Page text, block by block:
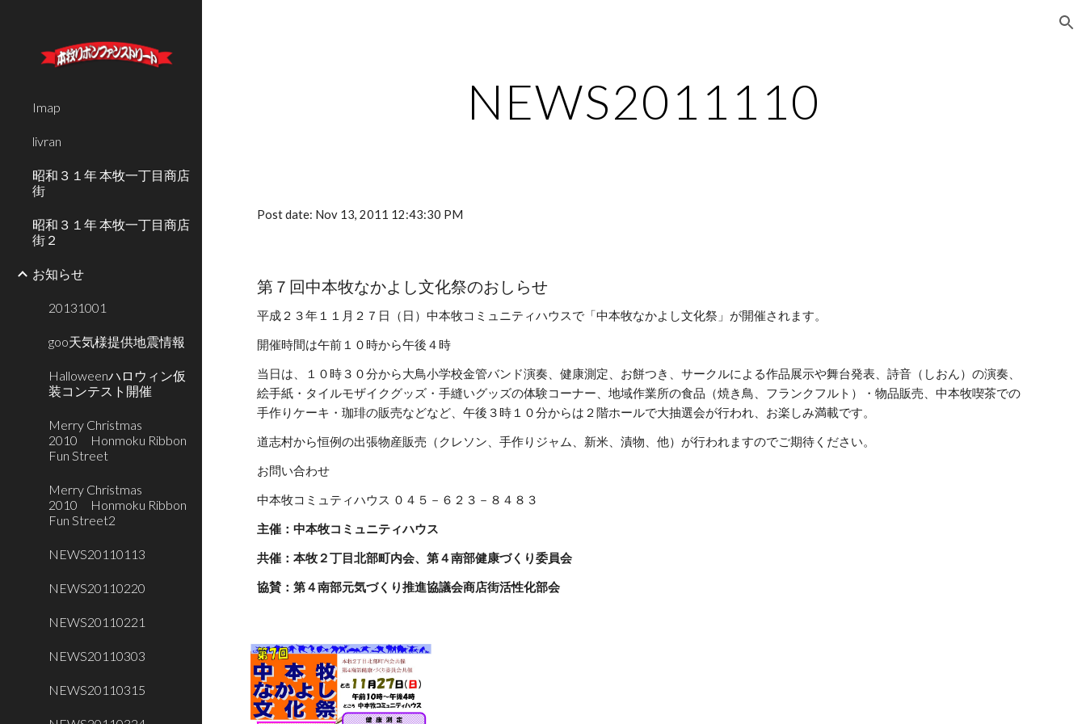
Imap
livran
昭和３１年 本牧一丁目商店
街
昭和３１年 本牧一丁目商店
街２
お知らせ
20131001
goo天気様提供地震情報
Halloweenハロウィン仮
装コンテスト開催
Merry Christmas
2010 Honmoku Ribbon
Fun Street
Merry Christmas
2010 Honmoku Ribbon
Fun Street2
NEWS20110113
NEWS20110220
NEWS20110221
NEWS20110303
NEWS20110315
NEWS2011110
Post date: Nov 13, 2011 12:43:30 PM
第７回中本牧なかよし文化祭のおしらせ
平成２３年１１月２７日（日）中本牧コミュニティハウスで「中本牧なかよし文化祭」が開催されます。
開催時間は午前１０時から午後４時
当日は、１０時３０分から大鳥小学校金管バンド演奏、健康測定、お餅つき、サークルによる作品展示や舞台発表、詩音（しおん）の演奏、
絵手紙・タイルモザイクグッズ・手縫いグッズの体験コーナー、地域作業所の食品（焼き鳥、フランクフルト）・物品販売、中本牧喫茶での
手作りケーキ・珈琲の販売などなど、午後３時１０分からは２階ホールで大抽選会が行われ、お楽しみ満載です。
道志村から恒例の出張物産販売（クレソン、手作りジャム、新米、漬物、他）が行われますのでご期待ください。
お問い合わせ
中本牧コミュティハウス ０４５－６２３－８４８３
主催：中本牧コミュニティハウス
共催：本牧２丁目北部町内会、第４南部健康づくり委員会
協賛：第４南部元気づくり推進協議会商店街活性化部会